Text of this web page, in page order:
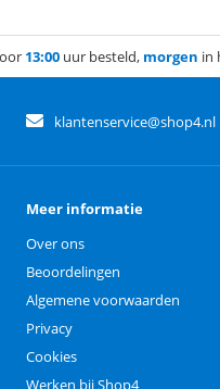
13:00 uur besteld, morgen in
klantenservice@shop4.nl
Meer informatie
Over ons
Beoordelingen
Algemene voorwaarden
Privacy
Cookies
Werken bij Shop4